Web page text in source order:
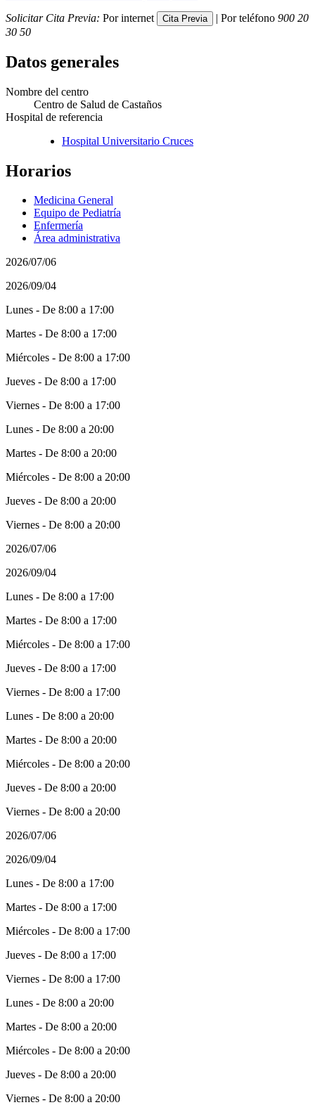
Solicitar Cita Previa: Por internet | Por teléfono 900 20
30 50
Datos generales
Nombre del centro
Centro de Salud de Castaños
Hospital de referencia
Hospital Universitario Cruces
Horarios
Medicina General
Equipo de Pediatría
Enfermería
Área administrativa
2026/07/06
2026/09/04
Lunes - De 8:00 a 17:00
Martes - De 8:00 a 17:00
Miércoles - De 8:00 a 17:00
Jueves - De 8:00 a 17:00
Viernes - De 8:00 a 17:00
Lunes - De 8:00 a 20:00
Martes - De 8:00 a 20:00
Miércoles - De 8:00 a 20:00
Jueves - De 8:00 a 20:00
Viernes - De 8:00 a 20:00
2026/07/06
2026/09/04
Lunes - De 8:00 a 17:00
Martes - De 8:00 a 17:00
Miércoles - De 8:00 a 17:00
Jueves - De 8:00 a 17:00
Viernes - De 8:00 a 17:00
Lunes - De 8:00 a 20:00
Martes - De 8:00 a 20:00
Miércoles - De 8:00 a 20:00
Jueves - De 8:00 a 20:00
Viernes - De 8:00 a 20:00
2026/07/06
2026/09/04
Lunes - De 8:00 a 17:00
Martes - De 8:00 a 17:00
Miércoles - De 8:00 a 17:00
Jueves - De 8:00 a 17:00
Viernes - De 8:00 a 17:00
Lunes - De 8:00 a 20:00
Martes - De 8:00 a 20:00
Miércoles - De 8:00 a 20:00
Jueves - De 8:00 a 20:00
Viernes - De 8:00 a 20:00